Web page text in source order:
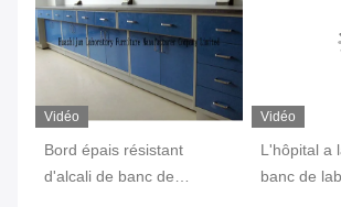
Vidéo
Bord épais résistant
d'alcali de banc de
Vidéo
L'hôpital a
banc de